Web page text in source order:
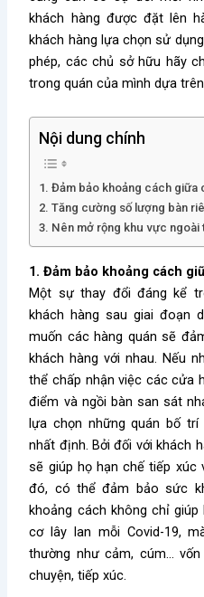
khách hàng được đặt lên
khách hàng lựa chọn sử
phép, các chủ sở hữu hãy
trong quán của mình dựa
Nội dung chính
1. Đảm bảo khoảng cách giữa
2. Tăng cường số lượng bàn
3. Nên mở rộng khu vực ngoài
1. Đảm bảo khoảng cách
Một sự thay đổi đáng kể
khách hàng sau giai đoạn
muốn các hàng quán sẽ
khách hàng với nhau. Nếu
thể chấp nhận việc các cửa
điểm và ngồi bàn san sát
lựa chọn những quán bố trí
nhất định. Bởi đối với khách
sẽ giúp họ hạn chế tiếp xúc
đó, có thể đảm bảo sức
khoảng cách không chỉ
cơ lây lan mỗi Covid-19,
thường như cảm, cúm…
chuyện, tiếp xúc.